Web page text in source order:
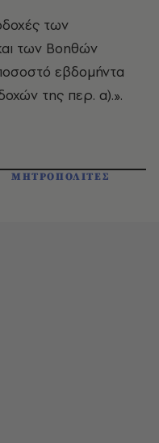
των
των Βοηθών
εβδομήντα
της περ. α).».
ΜΗΤΡΟΠΟΛΙΤΕΣ